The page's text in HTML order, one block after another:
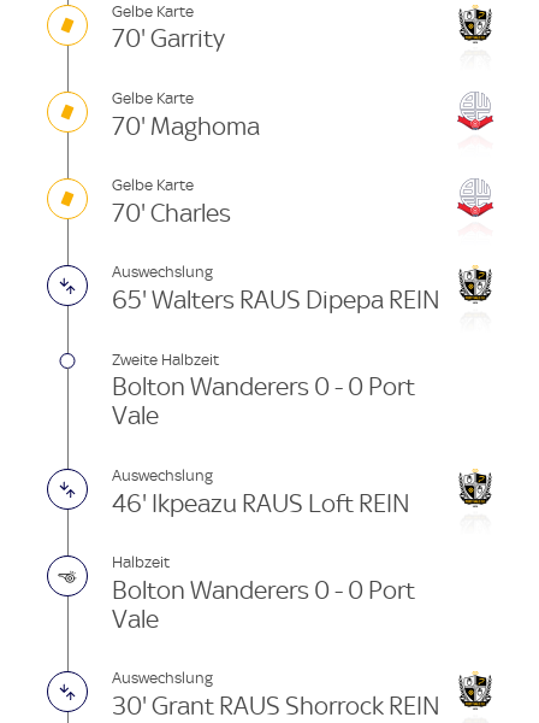
Gelbe Karte
70' Garrity
Gelbe Karte
70' Maghoma
Gelbe Karte
70' Charles
Auswechslung
65' Walters RAUS Dipepa REIN
Zweite Halbzeit
Bolton Wanderers 0 - 0 Port
Vale
Auswechslung
46' Ikpeazu RAUS Loft REIN
Halbzeit
Bolton Wanderers 0 - 0 Port
Vale
Auswechslung
30' Grant RAUS Shorrock REIN